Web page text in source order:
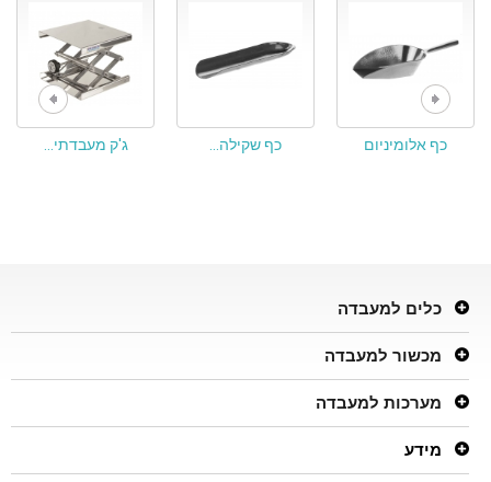
ג'ק מעבדתי... כף שקילה... כף אלומיניום
כלים למעבדה
מכשור למעבדה
מערכות למעבדה
מידע